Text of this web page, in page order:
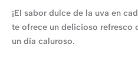
¡El sabor dulce de la uva en
te ofrece un delicioso refresco
un día caluroso.